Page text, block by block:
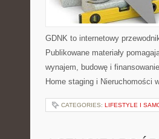
GDNK to internetowy
Publikowane materiały
wynajem, budowę i
Home staging i Nieruchomości
CATEGORIES: LIFESTYLE I